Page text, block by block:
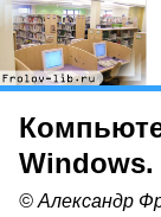
© Александр